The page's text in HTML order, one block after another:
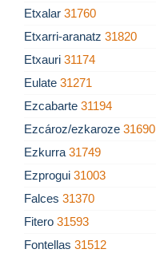
Etxalar 31760
Etxarri-aranatz 31820
Etxauri 31174
Eulate 31271
Ezcabarte 31194
Ezcároz/ezkaroze 31690
Ezkurra 31749
Ezprogui 31003
Falces 31370
Fitero 31593
Fontellas 31512